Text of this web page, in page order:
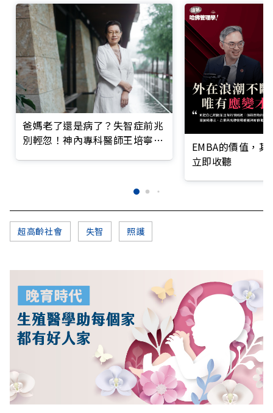
爸媽老了還是病了？失智症前兆
別輕忽！神內專科醫師王培寧呼
EMBA的價值，
立即收聽
超高齡社會 失智 照護